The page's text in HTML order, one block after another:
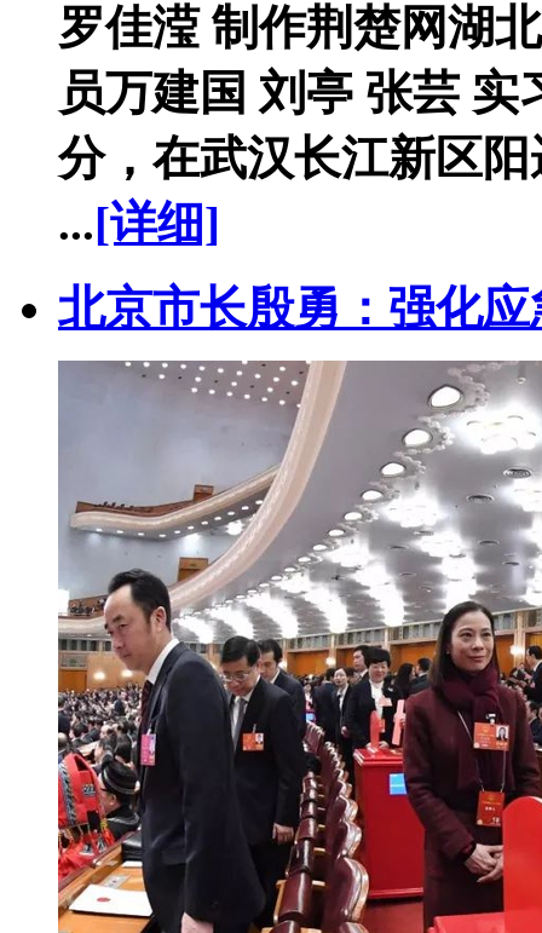
罗佳滢 制作荆楚网湖
员万建国 刘亭 张芸 实
分，在武汉长江新区
...[详细]
北京市长殷勇：强化